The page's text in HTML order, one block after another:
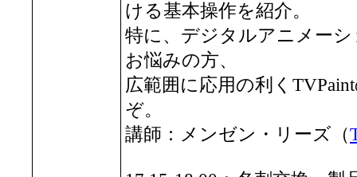
ける基本操作を紹介。
特に、デジタルアニメー
お悩みの方、
広範囲に応用の利く
ぞ。
講師：メンゼン・リーズ（